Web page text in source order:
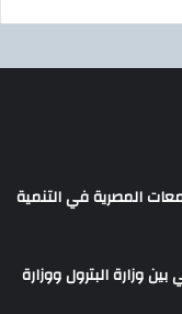
المصرية في التنمية
وزارة البترول ووزارة